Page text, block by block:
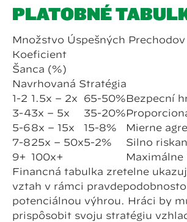
PLATOBNÉ
Množstvo Úspešných Prechodov
Koeficient
Šanca (%)
Navrhovaná Stratégia
1-2 1.5x – 2x 65-50%Bezpeční
3-43x – 5x 35-20%
5-68x – 15x 15-8%
Mierne
7-825x – 50x5-2%
Silno
9+ 100x+
Maximálne
Finančná tabuľka zreteľne
vzťah v rámci
potenciálnou výhrou. Hráči by
prispôsobiť svoju stratégiu